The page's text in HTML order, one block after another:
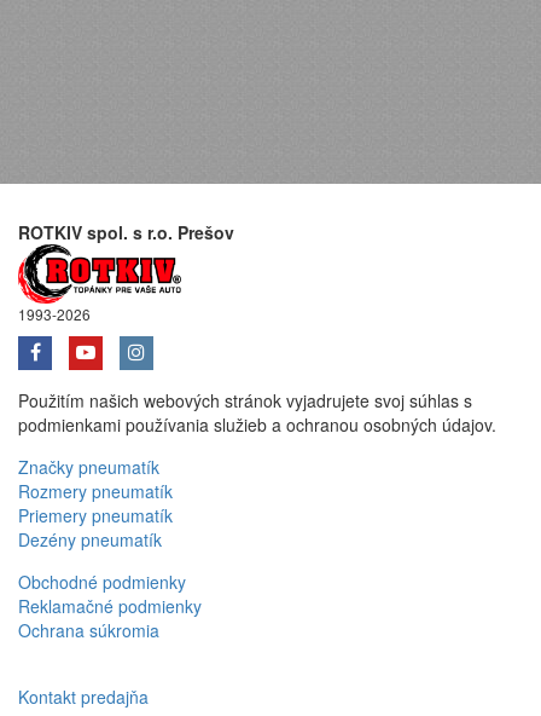
ROTKIV spol. s r.o. Prešov
1993-2026
Použitím našich webových stránok vyjadrujete svoj súhlas s
podmienkami používania služieb a ochranou osobných údajov.
Značky pneumatík
Rozmery pneumatík
Priemery pneumatík
Dezény pneumatík
Obchodné podmienky
Reklamačné podmienky
Ochrana súkromia
Kontakt predajňa